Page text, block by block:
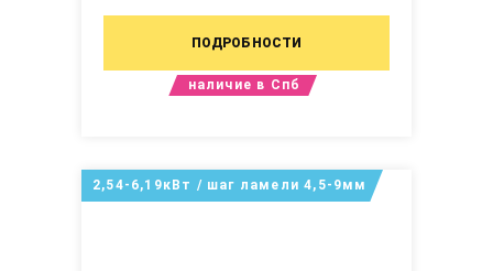
ПОДРОБНОСТИ
наличие в Спб
2,54-6,19кВт / шаг ламели 4,5-9мм